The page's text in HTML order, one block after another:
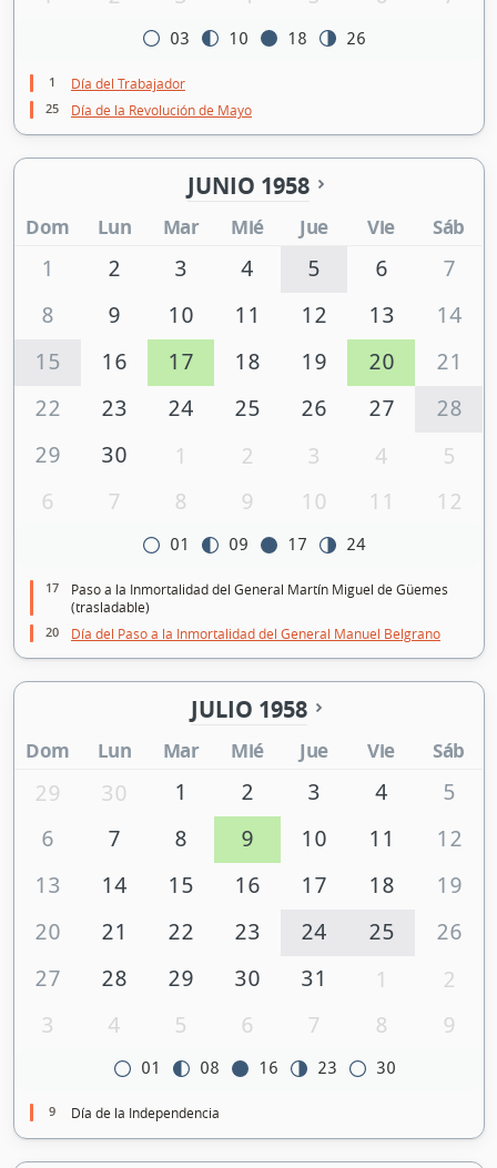
03 10 18 26
1 Día del Trabajador
25 Día de la Revolución de Mayo
JUNIO 1958
Dom Lun Mar Mié Jue Vie Sáb
1 2 3 4 5 6
7
8
9 10 11 12 13
14
15
16 17 18 19 20
21
22
23 24 25 26 27
28
29
30 1 2 3 4
5
6
7 8 9 10 11 12
01 09 17 24
17
Paso a la Inmortalidad del General Martín Miguel de Güemes
(trasladable)
20 Día del Paso a la Inmortalidad del General Manuel Belgrano
JULIO 1958
Dom Lun Mar Mié Jue Vie Sáb
29 30 1 2 3 4
5
6
7 8 9 10 11
12
13
14 15 16 17 18
19
20
21 22 23 24 25
26
27
28 29 30 31 1
2
3
4 5 6 7 8 9
01 08 16 23 30
9 Día de la Independencia